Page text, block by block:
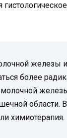
железы
более
молочной
области.
химиотерапия.